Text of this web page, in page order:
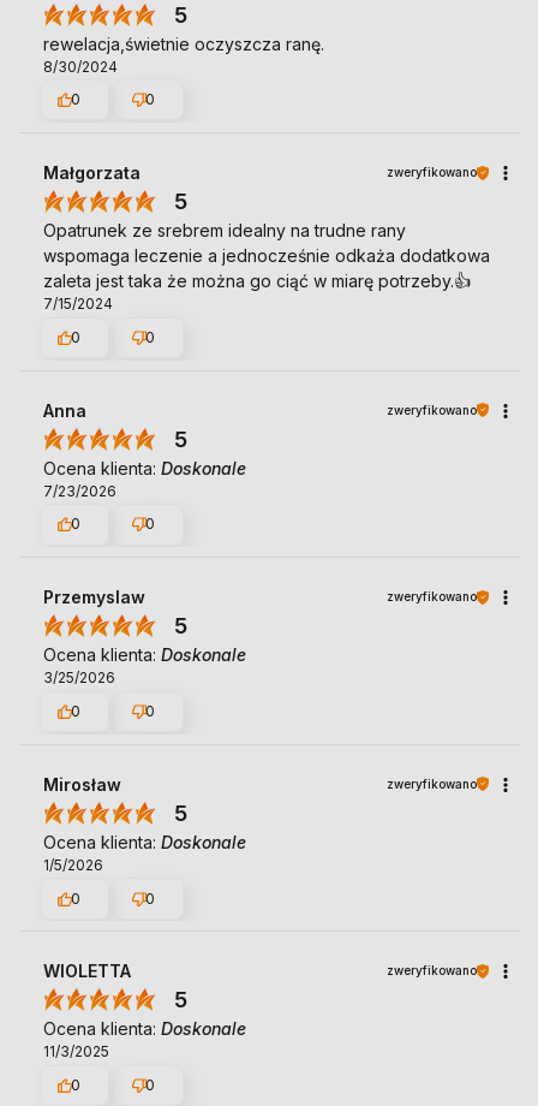
5
rewelacja,świetnie oczyszcza ranę.
8/30/2024
0
0
Małgorzata zweryfikowano
5
Opatrunek ze srebrem idealny na trudne rany
wspomaga leczenie a jednocześnie odkaża dodatkowa
zaleta jest taka że można go ciąć w miarę potrzeby.👍️
7/15/2024
0
0
Anna zweryfikowano
5
Ocena klienta: Doskonale
7/23/2026
0
0
Przemyslaw zweryfikowano
5
Ocena klienta: Doskonale
3/25/2026
0
0
Mirosław zweryfikowano
5
Ocena klienta: Doskonale
1/5/2026
0
0
WIOLETTA zweryfikowano
5
Ocena klienta: Doskonale
11/3/2025
0
0